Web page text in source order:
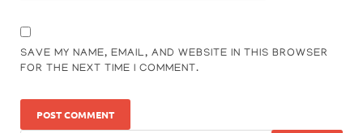
SAVE MY NAME, EMAIL, AND WEBSITE IN THIS BROWSER
FOR THE NEXT TIME I COMMENT.